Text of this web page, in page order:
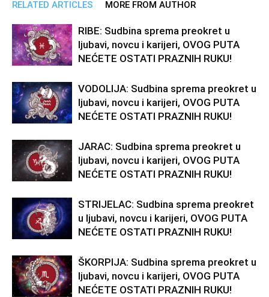
RELATED ARTICLES MORE FROM AUTHOR
RIBE: Sudbina sprema preokret u
ljubavi, novcu i karijeri, OVOG PUTA
NEĆETE OSTATI PRAZNIH RUKU!
VODOLIJA: Sudbina sprema preokret u
ljubavi, novcu i karijeri, OVOG PUTA
NEĆETE OSTATI PRAZNIH RUKU!
JARAC: Sudbina sprema preokret u
ljubavi, novcu i karijeri, OVOG PUTA
NEĆETE OSTATI PRAZNIH RUKU!
STRIJELAC: Sudbina sprema preokret
u ljubavi, novcu i karijeri, OVOG PUTA
NEĆETE OSTATI PRAZNIH RUKU!
ŠKORPIJA: Sudbina sprema preokret u
ljubavi, novcu i karijeri, OVOG PUTA
NEĆETE OSTATI PRAZNIH RUKU!